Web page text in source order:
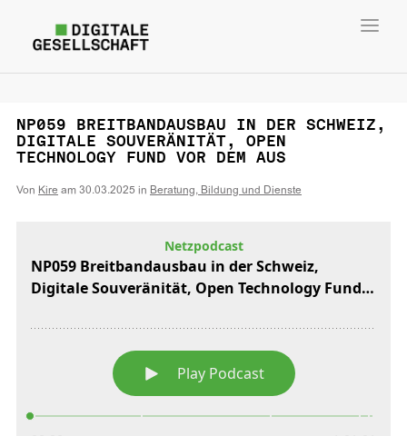
NP059 BREITBANDAUSBAU IN DER SCHWEIZ,
DIGITALE SOUVERÄNITÄT, OPEN
TECHNOLOGY FUND VOR DEM AUS
Von Kire am 30.03.2025 in Beratung, Bildung und Dienste